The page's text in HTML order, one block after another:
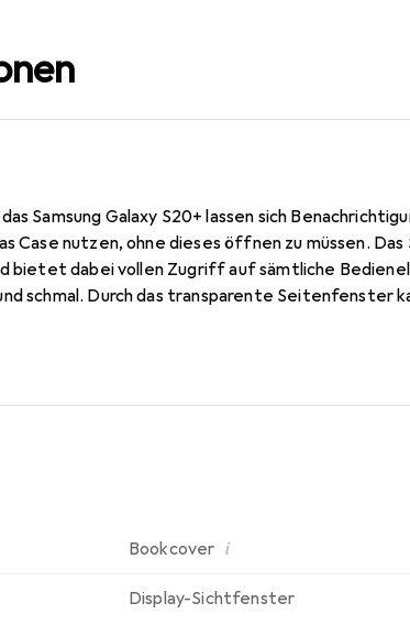
Samsung Galaxy S20+ lassen sich
Case nutzen, ohne dieses öffnen zu müssen.
bietet dabei vollen Zugriff auf sämtliche
schmal. Durch das transparente Seitenfenster
Bookcover i
Display-Sichtfenster